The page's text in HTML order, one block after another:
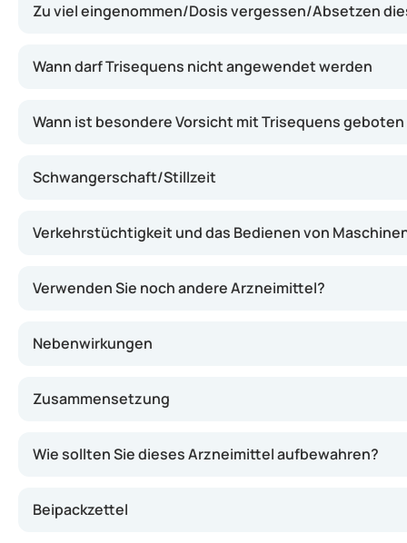
Zu viel eingenommen/Dosis vergessen/Absetzen
Wann darf Trisequens nicht angewendet werden
Wann ist besondere Vorsicht mit Trisequens geboten
Schwangerschaft/Stillzeit
Verkehrstüchtigkeit und das Bedienen von
Verwenden Sie noch andere Arzneimittel?
Nebenwirkungen
Zusammensetzung
Wie sollten Sie dieses Arzneimittel aufbewahren?
Beipackzettel